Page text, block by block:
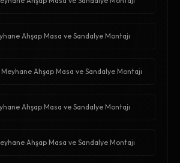
Ahşap Masa ve Sandalye Montajı
Ahşap Masa ve Sandalye Montajı
Ahşap Masa ve Sandalye Montajı
Ahşap Masa ve Sandalye Montajı